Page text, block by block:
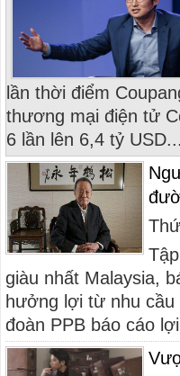
lần thời điểm
thương mại điện tử
6 lần lên 6,4 tỷ
giàu nhất Malaysia,
hưởng lợi từ nhu
đoàn PPB báo cáo